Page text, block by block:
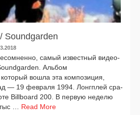
Soundgarden
самый извест­ный видео­
Альбом
вошла эта ком­по­зи­ция,
— 19 фев­ра­ля 1994. Лонгплей сра­
Billboard 200. В первую неде­лю
… Read More